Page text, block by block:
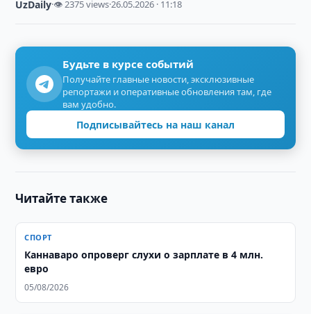
UzDaily·👁 2375 views·26.05.2026 · 11:18
Будьте в курсе событий
Получайте главные новости, эксклюзивные
репортажи и оперативные обновления там, где
вам удобно.
Подписывайтесь на наш канал
Читайте также
СПОРТ
Каннаваро опроверг слухи о зарплате в 4 млн.
евро
05/08/2026